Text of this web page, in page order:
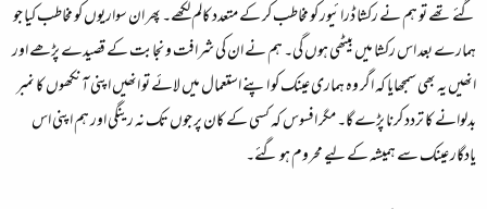
گئے تھے تو ہم نے رکشا ڈرائیور کو مخاطب کر کے متعدد کالم لکھے۔ پھر ان سواریوں کو مخاطب کیا جو
ہمارے بعد اس رکشا میں بیٹھی ہوں گی۔ ہم نے ان کی شرافت و نجابت کے قصیدے پڑھے اور
انھیں یہ بھی سمجھایا کہ اگر وہ ہماری عینک کو اپنے استعمال میں لائے تو انھیں اپنی آنکھوں کا نمبر
بدلوانے کا تردد کرنا پڑے گا۔ مگر افسوس کہ کسی کے کان پر جوں تک نہ رینگی اور ہم اپنی اس
یادگار عینک سے ہمیشہ کے لیے محروم ہو گئے۔